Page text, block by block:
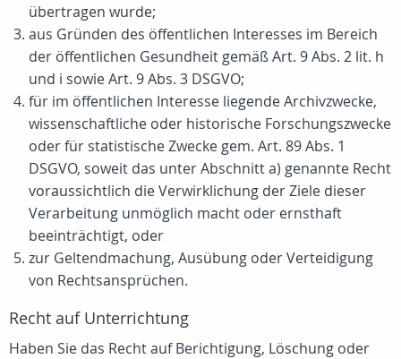
übertragen wurde;
aus Gründen des öffentlichen Interesses im Bereich
der öffentlichen Gesundheit gemäß Art. 9 Abs. 2 lit. h
und i sowie Art. 9 Abs. 3 DSGVO;
für im öffentlichen Interesse liegende Archivzwecke,
wissenschaftliche oder historische Forschungszwecke
oder für statistische Zwecke gem. Art. 89 Abs. 1
DSGVO, soweit das unter Abschnitt a) genannte Recht
voraussichtlich die Verwirklichung der Ziele dieser
Verarbeitung unmöglich macht oder ernsthaft
beeinträchtigt, oder
zur Geltendmachung, Ausübung oder Verteidigung
von Rechtsansprüchen.
Recht auf Unterrichtung
Haben Sie das Recht auf Berichtigung, Löschung oder